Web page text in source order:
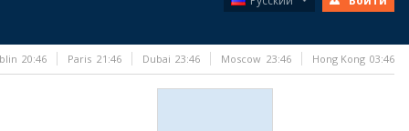
20:46 Paris 21:46 Dubai 23:46 Moscow 23:46 Hong Kong 03:46